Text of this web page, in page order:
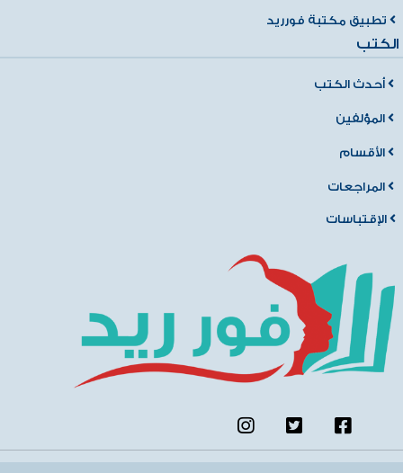
تطبيق مكتبة فورريد
الكتب
أحدث الكتب
المؤلفين
الأقسام
المراجعات
الإقتباسات